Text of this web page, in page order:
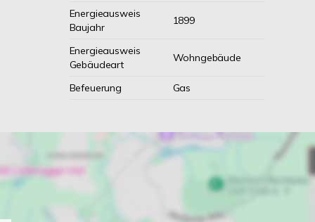
Energieausweis
Baujahr
1899
Energieausweis
Gebäudeart
Wohngebäude
Befeuerung Gas